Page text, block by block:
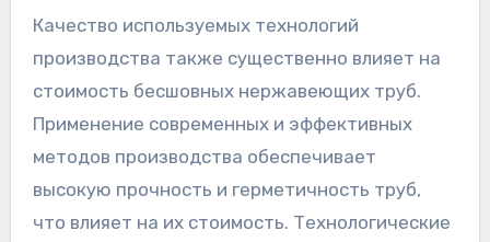
Качество используемых технологий
производства также существенно влияет на
стоимость бесшовных нержавеющих труб.
Применение современных и эффективных
методов производства обеспечивает
высокую прочность и герметичность труб,
что влияет на их стоимость. Технологические